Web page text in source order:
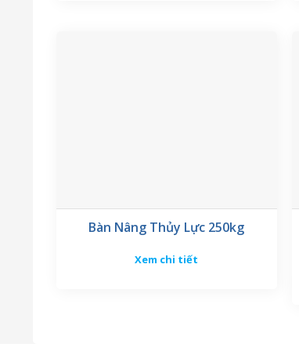
Bàn Nâng Thủy Lực 250kg
Xem chi tiết